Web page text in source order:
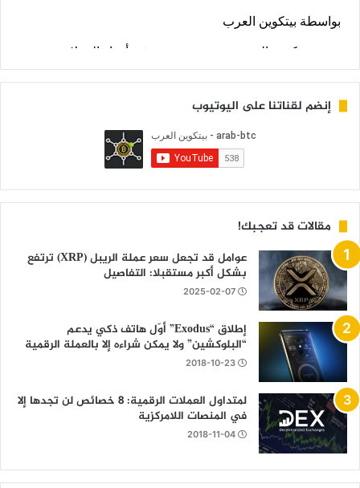
إنضم لقناتنا على اليوتيوب
مقالات قد تعجبك!
عوامل قد تجعل سعر عملة الريبل (XRP) ترتفع
بشكل أكبر مستقبلا: التفاصيل
2025-02-07
إطلاق “Exodus” أوّل هاتف ذكي يدعم
“البلوكشين” ولا يمكن شراءه إلا بالعملة الرقمية
2018-10-23
لمتداول العملات الرقمية: 8 خصائص لن تجدها إلا
في المنصات اللامركزية
2018-11-04